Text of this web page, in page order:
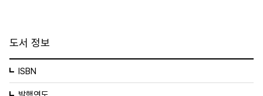
도서 정보
ISBN